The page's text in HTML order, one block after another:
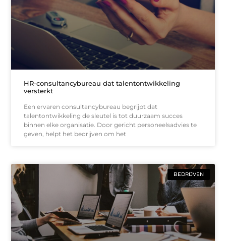
HR-consultancybureau dat talentontwikkeling
versterkt
Een ervaren consultancybureau begrijpt dat
talentontwikkeling de sleutel is tot duurzaam succes
binnen elke organisatie. Door gericht personeelsadvies te
geven, helpt het bedrijven om het
BEDRIJVEN